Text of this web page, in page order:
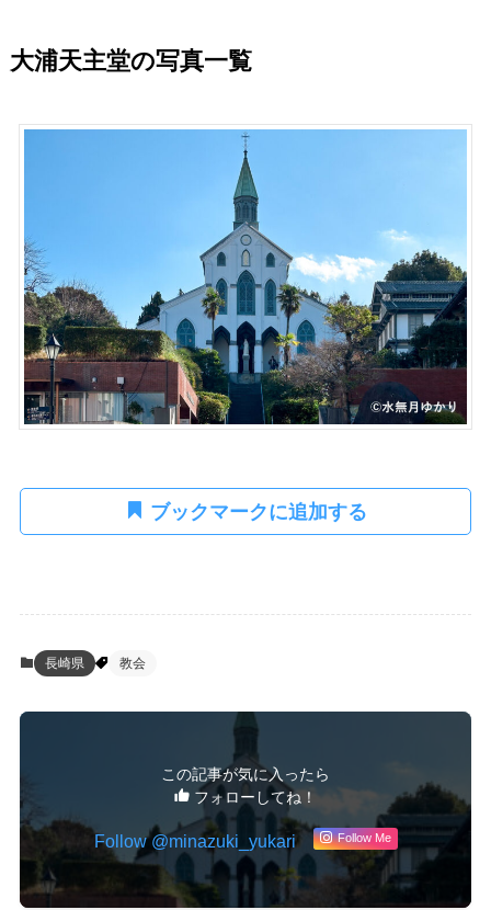
大浦天主堂の写真一覧
ブックマークに追加する
長崎県 教会
この記事が気に入ったら
フォローしてね！
Follow @minazuki_yukari Follow Me